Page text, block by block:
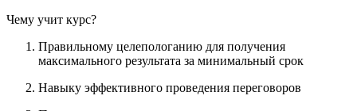
Чему учит курс?
Правильному целепологанию для получения
максимального результата за минимальный срок
Навыку эффективного проведения переговоров